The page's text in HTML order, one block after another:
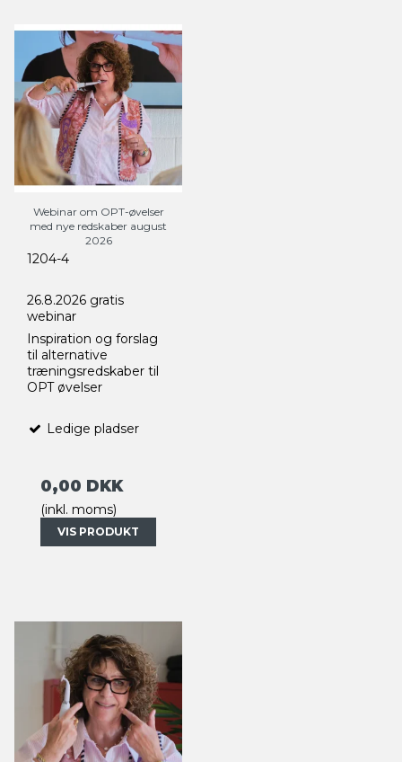
Webinar om OPT-øvelser
med nye redskaber august
2026
1204-4
26.8.2026 gratis
webinar
Inspiration og forslag
til alternative
træningsredskaber til
OPT øvelser
Ledige pladser
0,00 DKK
(inkl. moms)
VIS PRODUKT